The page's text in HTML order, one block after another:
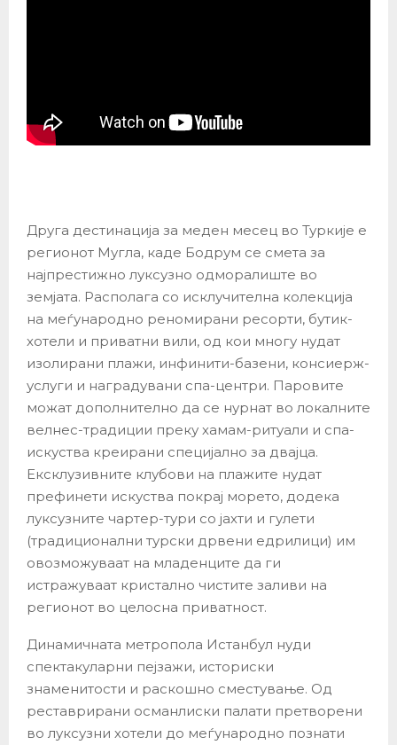
Друга дестинација за меден месец во Туркије е
регионот Мугла, каде Бодрум се смета за
најпрестижно луксузно одморалиште во
земјата. Располага со исклучителна колекција
на меѓународно реномирани ресорти, бутик-
хотели и приватни вили, од кои многу нудат
изолирани плажи, инфинити-базени, консиерж-
услуги и наградувани спа-центри. Паровите
можат дополнително да се нурнат во локалните
велнес-традиции преку хамам-ритуали и спа-
искуства креирани специјално за двајца.
Ексклузивните клубови на плажите нудат
префинети искуства покрај морето, додека
луксузните чартер-тури со јахти и гулети
(традиционални турски дрвени едрилици) им
овозможуваат на младенците да ги
истражуваат кристално чистите заливи на
регионот во целосна приватност.
Динамичната метропола Истанбул нуди
спектакуларни пејзажи, историски
знаменитости и раскошно сместување. Од
реставрирани османлиски палати претворени
во луксузни хотели до меѓународно познати